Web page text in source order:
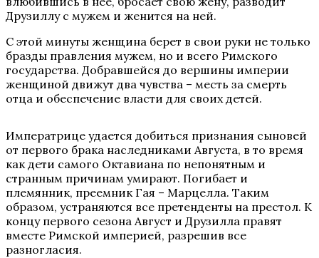
Друзиллу с мужем и женится на ней.
С этой минуты женщина берет в свои руки не только
бразды правления мужем, но и всего Римского
государства. Добравшейся до вершины империи
женщиной движут два чувства – месть за смерть
отца и обеспечение власти для своих детей.
Императрице удается добиться признания сыновей
от первого брака наследниками Августа, в то время
как дети самого Октавиана по непонятным и
странным причинам умирают. Погибает и
племянник, преемник Гая – Марцелла. Таким
образом, устраняются все претенденты на престол. К
концу первого сезона Август и Друзилла правят
вместе Римской империей, разрешив все
разногласия.